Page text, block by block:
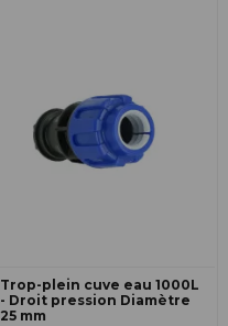
Trop-plein cuve eau 1000L
- Droit pression Diamètre
25 mm